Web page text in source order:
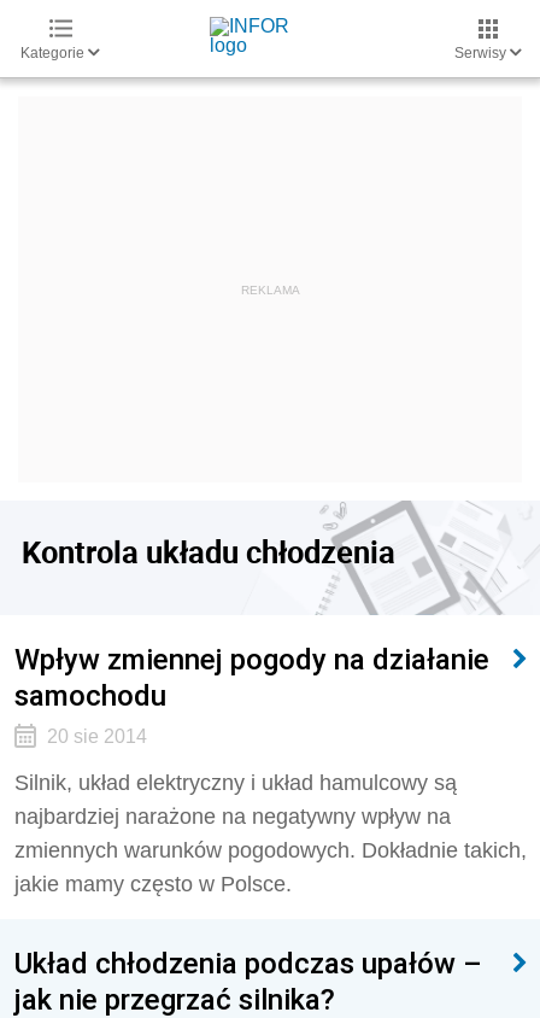
Kategorie Serwisy
Kontrola układu chłodzenia
Wpływ zmiennej pogody na działanie
samochodu
20 sie 2014
Silnik, układ elektryczny i układ hamulcowy są
najbardziej narażone na negatywny wpływ na
zmiennych warunków pogodowych. Dokładnie takich,
jakie mamy często w Polsce.
Układ chłodzenia podczas upałów –
jak nie przegrzać silnika?